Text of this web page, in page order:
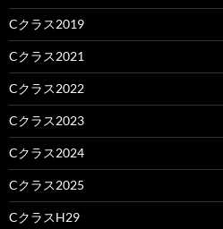
Cクラス2019
Cクラス2021
Cクラス2022
Cクラス2023
Cクラス2024
Cクラス2025
CクラスH29